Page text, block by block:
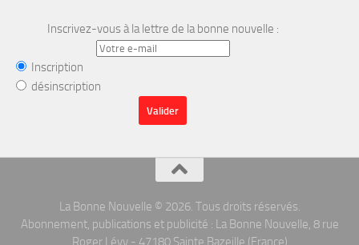
Inscrivez-vous à la lettre de la bonne nouvelle :
Inscription
désinscription
La Bonne Nouvelle © 2026. Tous droits réservés.
Abonnement, publications et publicité : La Bonne Nouvelle, 8 rue